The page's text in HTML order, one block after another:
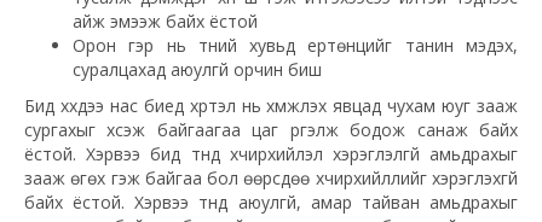
айж эмээж байх ёстой
Орон гэр нь түүний хувьд ертөнцийг танин мэдэх,
суралцахад аюулгүй орчин биш
Бид хүүхдээ нас биед хүртэл нь хүмүүжүүлэх явцад чухам юуг зааж
сургахыгхүсэж байгаагаа цаг үргэлж бодож санаж байх
ёстой. Хэрвээ бид түүнд хүчирхийлэл хэрэглэлгүй амьдрахыг
зааж өгөх гэж байгаа бол өөрсдөө хүчирхийллийг хэрэглэхгүй
байх ёстой. Хэрвээ түүнд аюулгүй, амар тайван амьдрахыг